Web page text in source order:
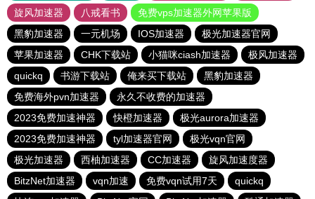
旋风加速器
八戒看书
免费vps加速器外网苹果版
黑豹加速器
一元机场 IOS加速器
极光加速器官网
苹果加速器
CHK下载站 小猫咪ciash加速器
极风加速器
quickq
书游下载站 俺来买下载站
黑豹加速器
免费海外pvn加速器
永久不收费的加速器
2023免费加速神器
快橙加速器
极光aurora加速器
2023免费加速神器
tyl加速器官网
极光vqn官网
极光加速器
西柚加速器 CC加速器
旋风加速度器
BitzNet加速器
vqn加速 免费vqn试用7天
quickq